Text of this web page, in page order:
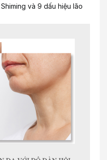
và 9 dấu hiệu lão